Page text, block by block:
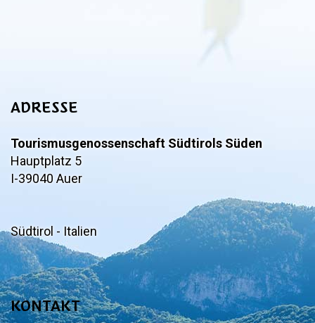
ADRESSE
Tourismusgenossenschaft Südtirols Süden
Hauptplatz 5
I-39040 Auer
Südtirol - Italien
KONTAKT